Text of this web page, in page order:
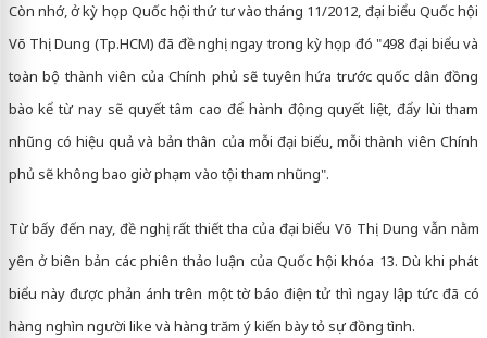
Còn nhớ, ở kỳ họp Quốc hội thứ tư vào tháng 11/2012, đại biểu Quốc hội
Võ Thị Dung (Tp.HCM) đã đề nghị ngay trong kỳ họp đó "498 đại biểu và
toàn bộ thành viên của Chính phủ sẽ tuyên hứa trước quốc dân đồng
bào kể từ nay sẽ quyết tâm cao để hành động quyết liệt, đẩy lùi tham
nhũng có hiệu quả và bản thân của mỗi đại biểu, mỗi thành viên Chính
phủ sẽ không bao giờ phạm vào tội tham nhũng".
Từ bấy đến nay, đề nghị rất thiết tha của đại biểu Võ Thị Dung vẫn nằm
yên ở biên bản các phiên thảo luận của Quốc hội khóa 13. Dù khi phát
biểu này được phản ánh trên một tờ báo điện tử thì ngay lập tức đã có
hàng nghìn người like và hàng trăm ý kiến bày tỏ sự đồng tình.